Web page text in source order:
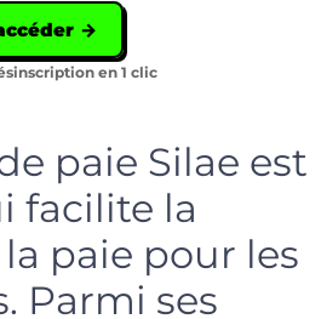
→
en 1 clic
paie Silae est
facilite la
paie pour les
Parmi ses